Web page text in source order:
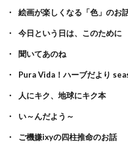
絵画が楽しくなる「色」のお
今日という日は、このために
聞いてあのね
Pura Vida！ハーブだより
人にキク、地球にキク本
い～んだよう～
ご機嫌ixyの四柱推命のお話